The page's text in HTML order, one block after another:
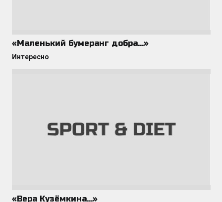
«Маленький бумеранг добра…»
Интересно
«Вера Кузёмкина…»